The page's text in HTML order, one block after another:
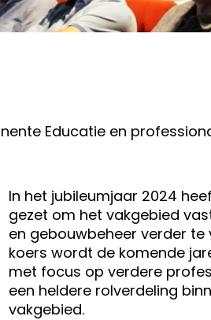
Educatie en
In het jubileumjaar 2024
gezet om het vakgebied
en gebouwbeheer verder te
koers wordt de komende
met focus op verdere
een heldere rolverdeling
vakgebied.